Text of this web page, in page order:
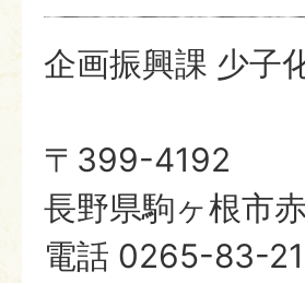
企画振興課 少子
〒399-4192
長野県駒ヶ根市
電話 0265-83-